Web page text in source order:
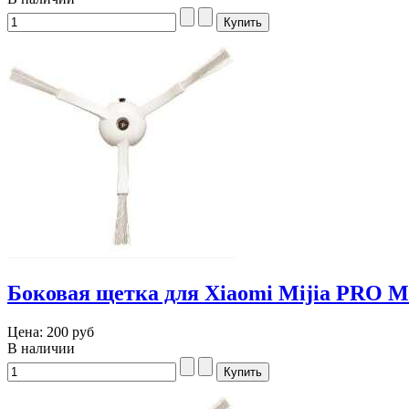
Боковая щетка для Xiaomi Mijia PRO
Цена: 200 руб
В наличии